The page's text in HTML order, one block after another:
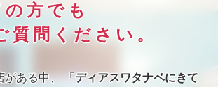
方でも
質問ください。
がある中、 「ディアスワタナベにきて